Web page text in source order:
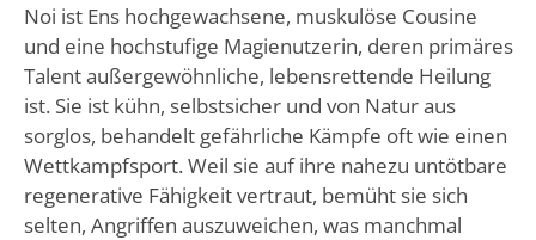
Noi ist Ens hochgewachsene, muskulöse Cousine
und eine hochstufige Magienutzerin, deren primäres
Talent außergewöhnliche, lebensrettende Heilung
ist. Sie ist kühn, selbstsicher und von Natur aus
sorglos, behandelt gefährliche Kämpfe oft wie einen
Wettkampfsport. Weil sie auf ihre nahezu untötbare
regenerative Fähigkeit vertraut, bemüht sie sich
selten, Angriffen auszuweichen, was manchmal